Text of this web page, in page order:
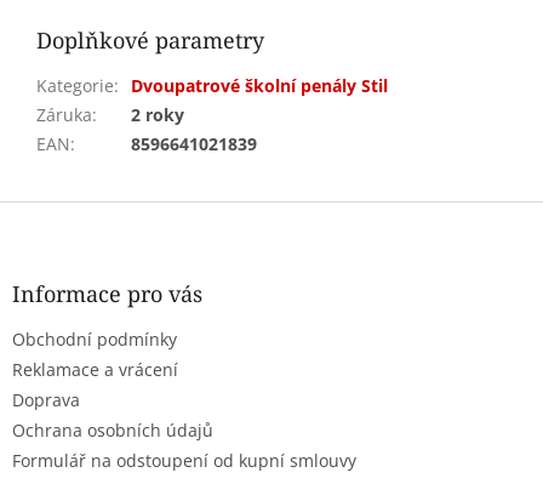
Doplňkové parametry
Kategorie:
Dvoupatrové školní penály Stil
Záruka:
2 roky
EAN: 8596641021839
Z
Informace pro vás
Obchodní podmínky
Reklamace a vrácení
Doprava
Ochrana osobních údajů
Formulář na odstoupení od kupní smlouvy